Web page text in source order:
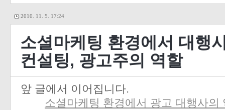
2010. 11. 5. 17:24
소셜마케팅 환경에서 대행
컨설팅, 광고주의 역할
앞 글에서 이어집니다.
소셜마케팅 환경에서 광고 대행사의